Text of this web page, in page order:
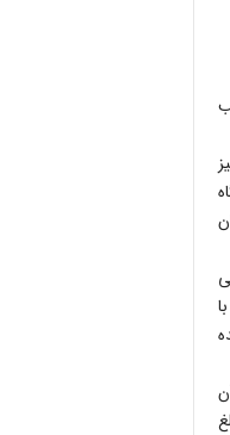
تومان
با